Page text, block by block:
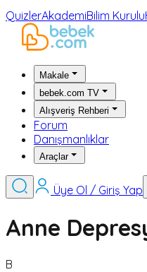
QuizlerAkademiBilim Kurulu
Makale
bebek.com TV
Alışveriş Rehberi
Forum
Danışmanlıklar
Araçlar
Üye Ol / Giriş Yap
Anne
B